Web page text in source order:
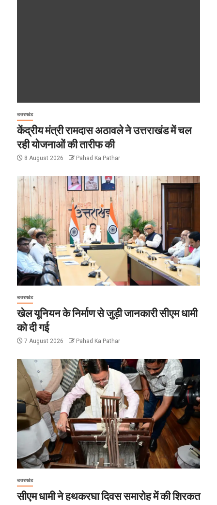
उत्तराखंड
केंद्रीय मंत्री रामदास अठावले ने उत्तराखंड में चल
रही योजनाओं की तारीफ की
8 August 2026 Pahad Ka Pathar
उत्तराखंड
खेल यूनियन के निर्माण से जुड़ी जानकारी सीएम धामी
को दी गई
7 August 2026 Pahad Ka Pathar
उत्तराखंड
सीएम धामी ने हथकरघा दिवस समारोह में की शिरकत